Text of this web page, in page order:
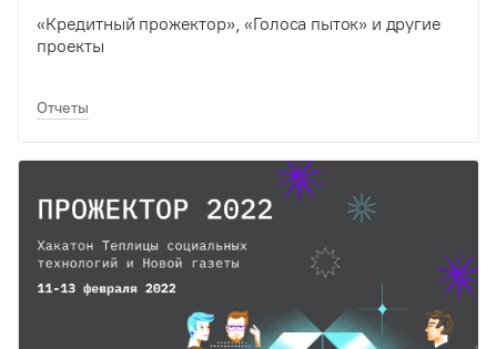
«Кредитный прожектор», «Голоса пыток» и другие
проекты
Отчеты